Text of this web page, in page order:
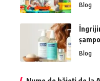
Blog
Blog